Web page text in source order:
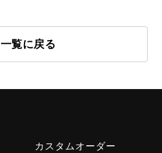
一覧に戻る
カスタムオーダー